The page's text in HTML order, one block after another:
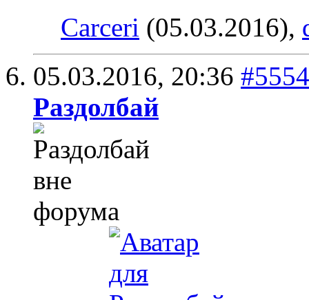
Carceri (05.03.2016),
05.03.2016, 20:36 #5554
Раздолбай